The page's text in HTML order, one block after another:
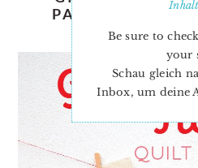
PATTERN {+
Be sure to
your
Schau gleich
Inbox, um deine